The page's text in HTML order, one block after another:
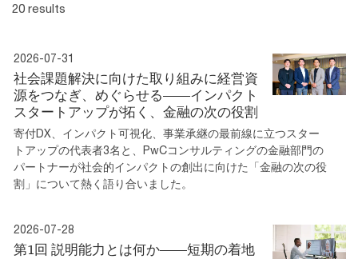
20 results
2026-07-31
社会課題解決に向けた取り組みに経営資
源をつなぎ、めぐらせる――インパクト
スタートアップが拓く、金融の次の役割
寄付DX、インパクト可視化、事業承継の最前線に立つスター
トアップの代表者3名と、PwCコンサルティングの金融部門の
パートナーが社会的インパクトの創出に向けた「金融の次の役
割」について熱く語り合いました。
2026-07-28
第1回 説明能力とは何か――短期の着地